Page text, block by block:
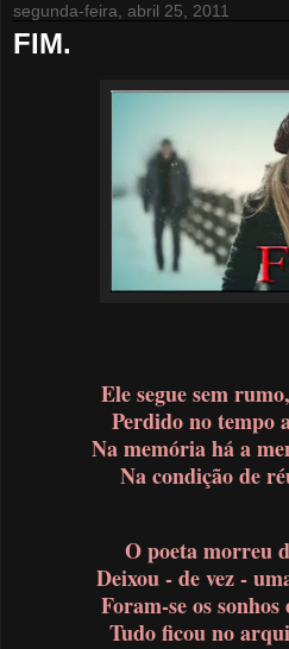
segunda-feira, abril 25, 2011
FIM.
Ele segue sem
Perdido no tempo
Na memória há a
Na condição de
O poeta morreu
Deixou - de vez -
Foram-se os sonhos
Tudo ficou no